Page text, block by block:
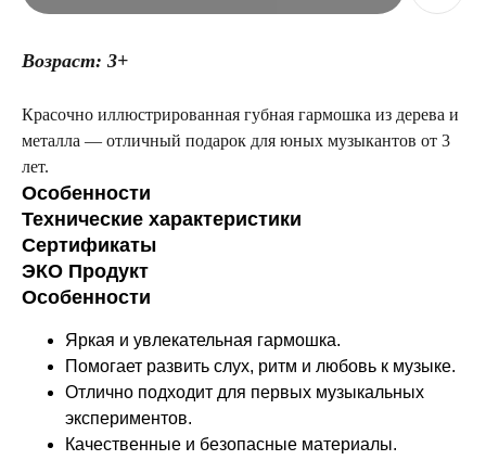
Возраст: 3+
Красочно иллюстрированная губная гармошка из дерева и
металла — отличный подарок для юных музыкантов от 3
лет.
Особенности
Технические характеристики
Сертификаты
ЭКО Продукт
Особенности
Яркая и увлекательная гармошка.
Помогает развить слух, ритм и любовь к музыке.
Отлично подходит для первых музыкальных
экспериментов.
Качественные и безопасные материалы.